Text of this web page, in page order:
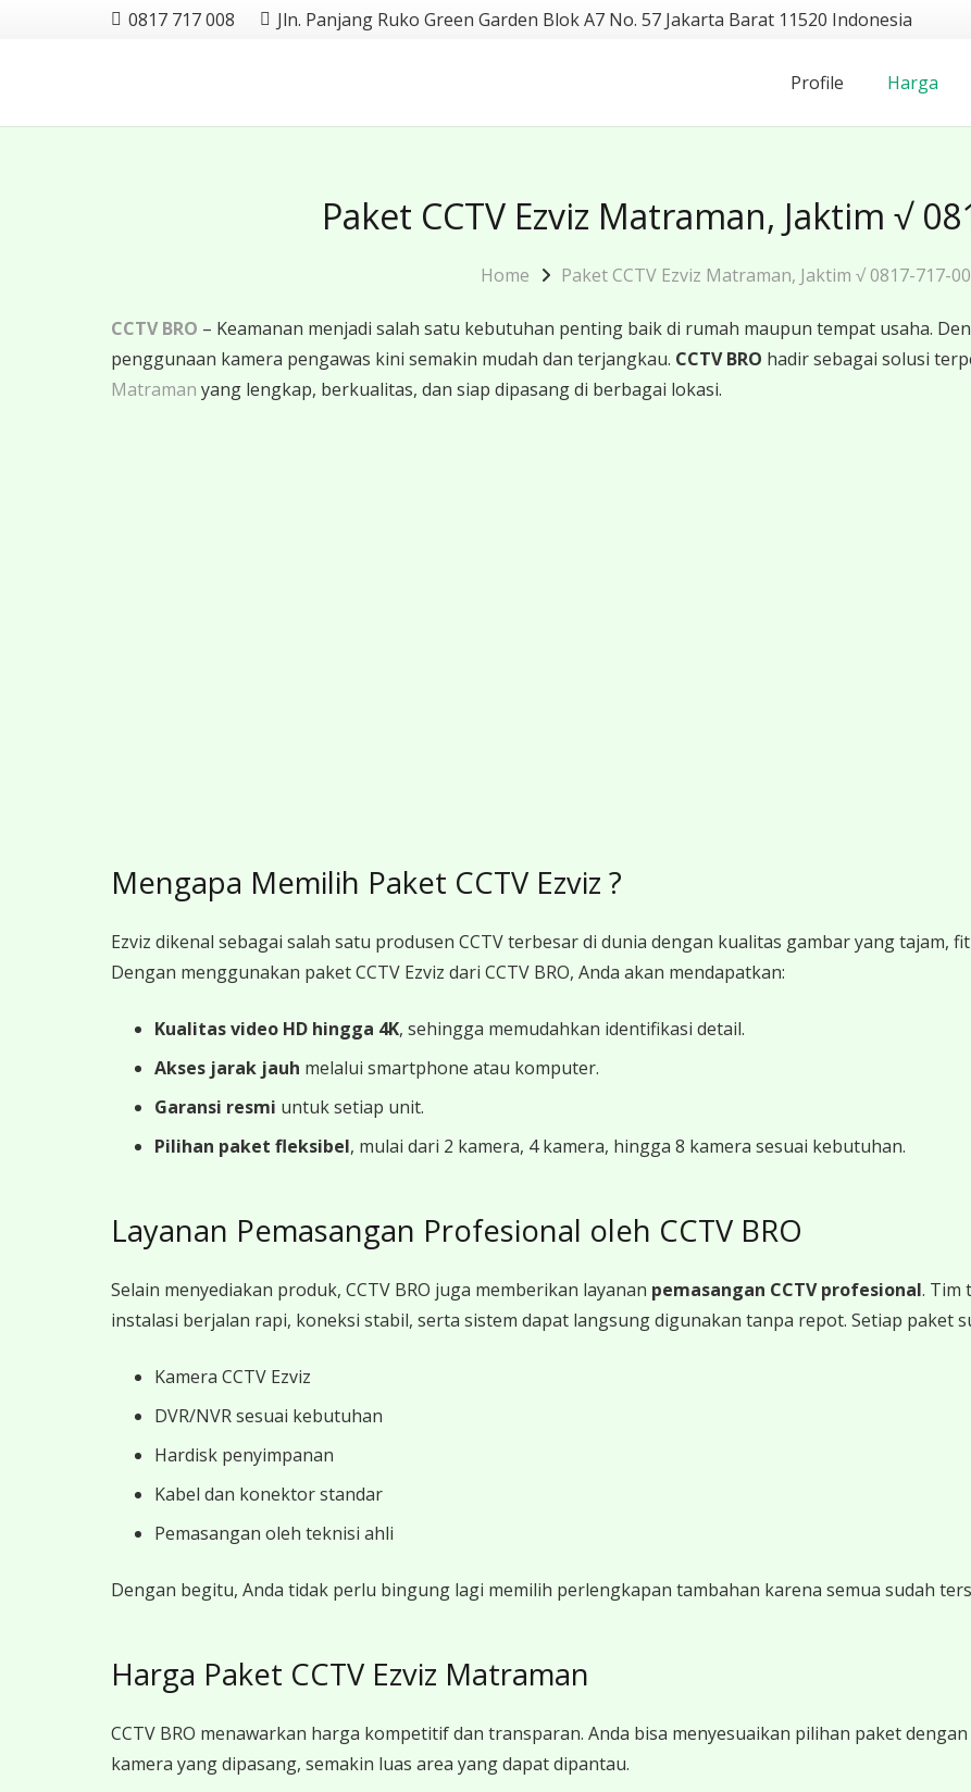
0817 717 008 Jln. Panjang Ruko Green Garden Blok A7 No. 57 Jakarta Barat 11520 Indonesia
Profile Harga
Paket CCTV Ezviz Matraman, Jaktim √
Home Paket CCTV Ezviz Matraman, Jaktim √ 0817-717-
CCTV BRO – Keamanan menjadi salah satu kebutuhan penting baik di rumah maupun tempat usaha.
penggunaan kamera pengawas kini semakin mudah dan terjangkau. CCTV BRO hadir sebagai solusi
Matraman yang lengkap, berkualitas, dan siap dipasang di berbagai lokasi.
Mengapa Memilih Paket CCTV Ezviz ?
Ezviz dikenal sebagai salah satu produsen CCTV terbesar di dunia dengan kualitas gambar yang tajam,
Dengan menggunakan paket CCTV Ezviz dari CCTV BRO, Anda akan mendapatkan:
Kualitas video HD hingga 4K, sehingga memudahkan identifikasi detail.
Akses jarak jauh melalui smartphone atau komputer.
Garansi resmi untuk setiap unit.
Pilihan paket fleksibel, mulai dari 2 kamera, 4 kamera, hingga 8 kamera sesuai kebutuhan.
Layanan Pemasangan Profesional oleh CCTV BRO
Selain menyediakan produk, CCTV BRO juga memberikan layanan pemasangan CCTV profesional. Tim
instalasi berjalan rapi, koneksi stabil, serta sistem dapat langsung digunakan tanpa repot. Setiap paket
Kamera CCTV Ezviz
DVR/NVR sesuai kebutuhan
Hardisk penyimpanan
Kabel dan konektor standar
Pemasangan oleh teknisi ahli
Dengan begitu, Anda tidak perlu bingung lagi memilih perlengkapan tambahan karena semua sudah
Harga Paket CCTV Ezviz Matraman
CCTV BRO menawarkan harga kompetitif dan transparan. Anda bisa menyesuaikan pilihan paket
kamera yang dipasang, semakin luas area yang dapat dipantau.